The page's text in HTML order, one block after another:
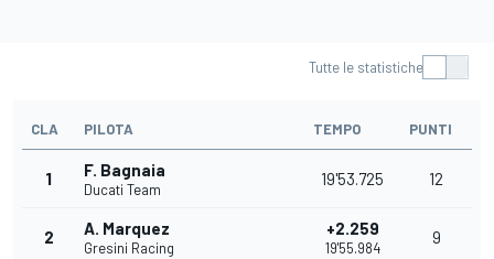
Tutte le statistiche
CLA PILOTA TEMPO PUNTI
1 F. Bagnaia
Ducati Team
19'53.725 12
2 A. Marquez
Gresini Racing
+2.259
19'55.984
9